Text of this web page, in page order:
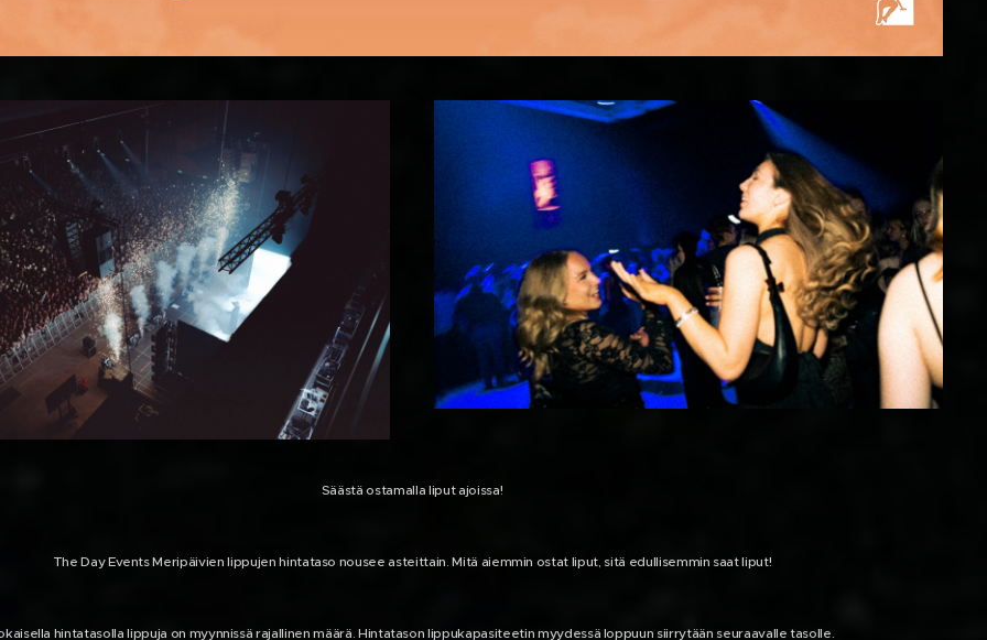
Säästä ostamalla liput ajoissa!
The Day Events Meripäivien lippujen hintataso nousee asteittain. Mitä aiemmin ostat liput, sitä edullisemmin saat liput!
hintatasolla lippuja on myynnissä rajallinen määrä. Hintatason lippukapasiteetin myydessä loppuun siirrytään seuraavalle tasolle.